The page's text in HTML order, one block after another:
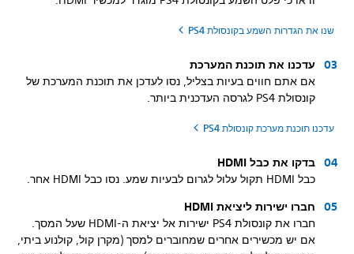
שנו את הגדרות השמע בקונסולת PS4
עדכנו את תוכנת המערכת
אם אתם חווים בעיות בצליל, נסו לעדכן את תוכנת המערכת של
קונסולת PS4 לגרסה העדכנית ביותר.
עדכנו תוכנת מערכת קונסולת PS4
בדקו את כבל HDMI
כבל HDMI תקול עלול לגרום לבעיות שמע. נסו כבל HDMI אחר.
חברו ישירות ליציאת HDMI
חברו את קונסולת PS4 ישירות אל יציאת ה-HDMI שעל המסך.
אם יש מכשירים אחרים שמחוברים למסך (מקרן קול, קולנוע ביתי,